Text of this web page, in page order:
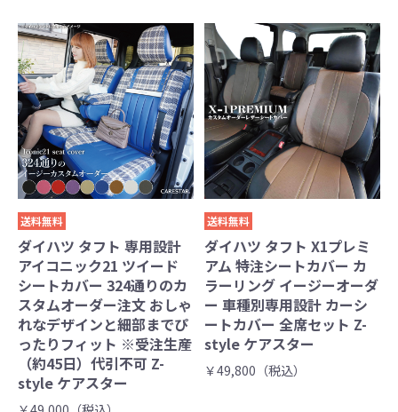
送料無料
ダイハツ タフト 専用設計
アイコニック21 ツイード
シートカバー 324通りのカ
スタムオーダー注文 おしゃ
れなデザインと細部までぴ
ったりフィット ※受注生産
（約45日）代引不可 Z-
style ケアスター
送料無料
ダイハツ タフト X1プレミ
アム 特注シートカバー カ
ラーリング イージーオーダ
ー 車種別専用設計 カーシ
ートカバー 全席セット Z-
style ケアスター
￥49,800（税込）